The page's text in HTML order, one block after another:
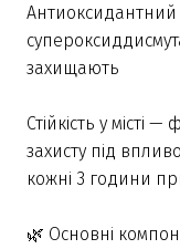
Антиоксидантний
захищають
Стійкість у місті
захисту під
кожні 3 години
🌿 Основні